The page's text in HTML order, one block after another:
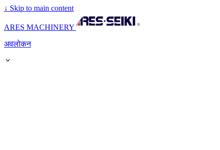
↓ Skip to main content
ARES MACHINERY
अवलोकन